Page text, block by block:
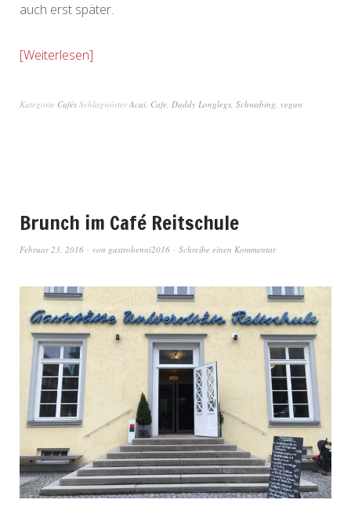
auch erst später.
Weiterlesen
Kategorie Cafés SchlagwörterAcai, Cafe, Daddy Longlegs, Schwabing, vegan
Brunch im Café Reitschule
Februar 23, 2016 von gastrobenni2016 Schreibe einen Kommentar